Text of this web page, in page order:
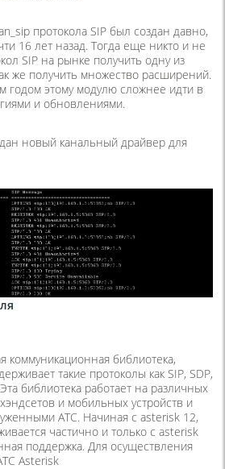
протокола SIP был создан давно,
16 лет назад. Тогда еще никто и не
SIP на рынке получить одну из
же получить множество расширений.
годом этому модулю сложнее идти в
и обновлениями.
новый канальный драйвер для
коммуникационная библиотека,
такие протоколы как SIP, SDP,
Эта библиотека работает на различных
и мобильных устройств и
АТС. Начиная с asterisk 12,
частично и только с asterisk
поддержка. Для осуществления
Asterisk